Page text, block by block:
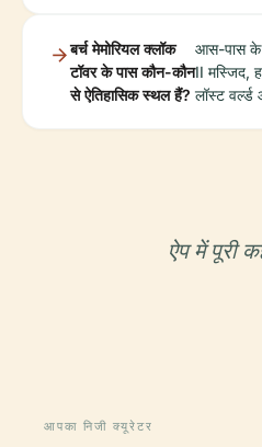
बर्च मेमोरियल क्लॉक
टॉवर के पास कौन-कौन
से ऐतिहासिक स्थल हैं?
आस-पास के
II मस्जिद,
लॉस्ट वर्ल्ड
ऐप में पूरी
आपका निजी क्यूरेटर